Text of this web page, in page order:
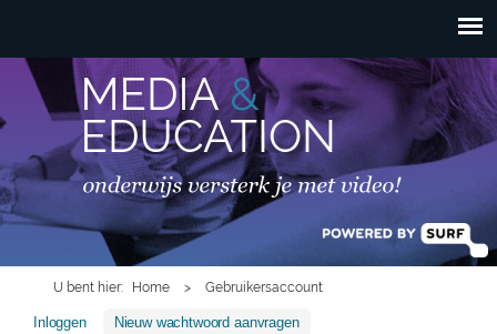
Overslaan en naar de
inhoud gaan
HOOFDMENU
U bent hier Home > Gebruikersaccount
Inloggen(actieve tabblad)
Nieuw wachtwoord aanvragen